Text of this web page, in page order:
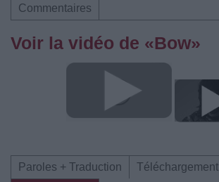
Commentaires
Voir la vidéo de «Bow»
Paroles + Traduction Téléchargement